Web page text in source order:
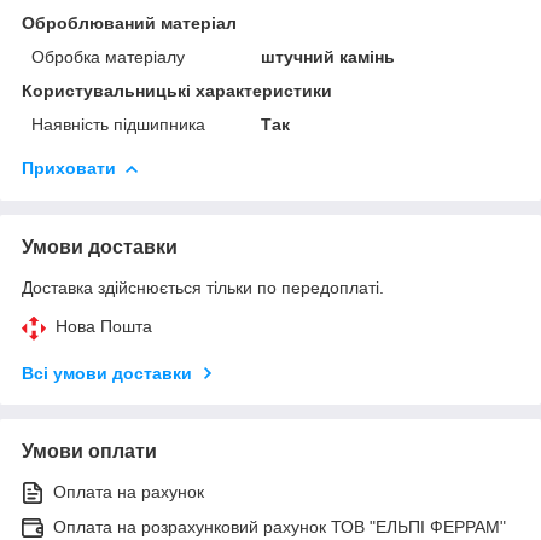
Оброблюваний матеріал
Обробка матеріалу
штучний камінь
Користувальницькі характеристики
Наявність підшипника
Так
Приховати
Умови доставки
Доставка здійснюється тільки по передоплаті.
Нова Пошта
Всі умови доставки
Умови оплати
Оплата на рахунок
Оплата на розрахунковий рахунок ТОВ "ЕЛЬПІ ФЕРРАМ"